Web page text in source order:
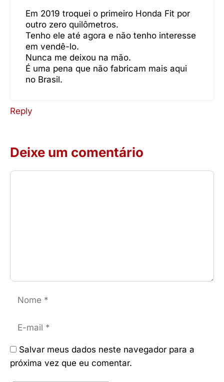
Em 2019 troquei o primeiro Honda Fit por
outro zero quilômetros.
Tenho ele até agora e não tenho interesse
em vendê-lo.
Nunca me deixou na mão.
É uma pena que não fabricam mais aqui
no Brasil.
Reply
Deixe um comentário
Comentário
Nome
E-
mail
Salvar meus dados neste navegador para a
próxima vez que eu comentar.